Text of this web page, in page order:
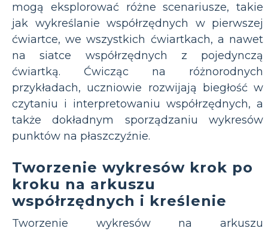
mogą eksplorować różne scenariusze, takie
jak wykreślanie współrzędnych w pierwszej
ćwiartce, we wszystkich ćwiartkach, a nawet
na siatce współrzędnych z pojedynczą
ćwiartką. Ćwicząc na różnorodnych
przykładach, uczniowie rozwijają biegłość w
czytaniu i interpretowaniu współrzędnych, a
także dokładnym sporządzaniu wykresów
punktów na płaszczyźnie.
Tworzenie wykresów krok po
kroku na arkuszu
współrzędnych i kreślenie
Tworzenie wykresów na arkuszu